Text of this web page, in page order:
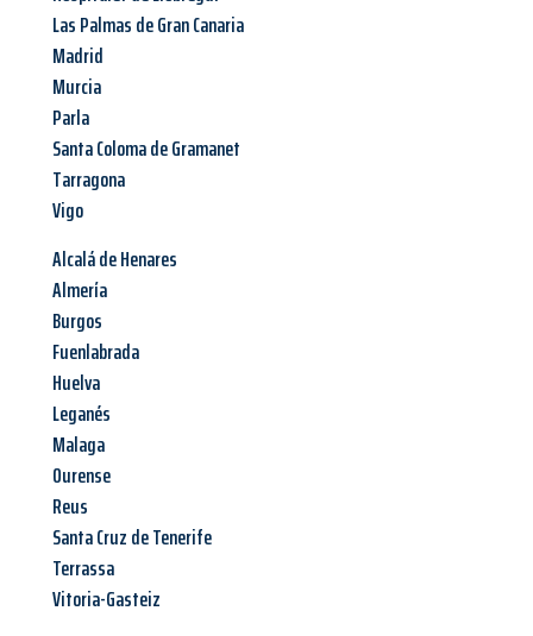
Las Palmas de Gran Canaria
Madrid
Murcia
Parla
Santa Coloma de Gramanet
Tarragona
Vigo
Alcalá de Henares
Almería
Burgos
Fuenlabrada
Huelva
Leganés
Malaga
Ourense
Reus
Santa Cruz de Tenerife
Terrassa
Vitoria-Gasteiz